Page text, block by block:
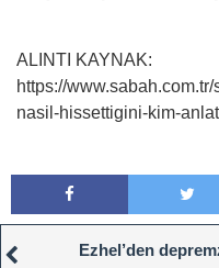
ALINTI KAYNAK:
https://
nasil-hissettigini-kim-
Ezhel’den